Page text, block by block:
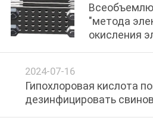
О
НАС
ПУТЕШЕСТВИЕ
ФАБРИКИ
"метода
окисления
2024-07-16
Гипохлоровая кислота
дезинфицировать